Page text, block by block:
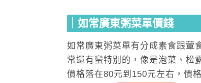
｜如常廣東粥菜單價錢
如常廣東粥菜單有分成素食跟葷
常還有蠻特別的，像是泡菜、松
價格落在80元到150元左右，價